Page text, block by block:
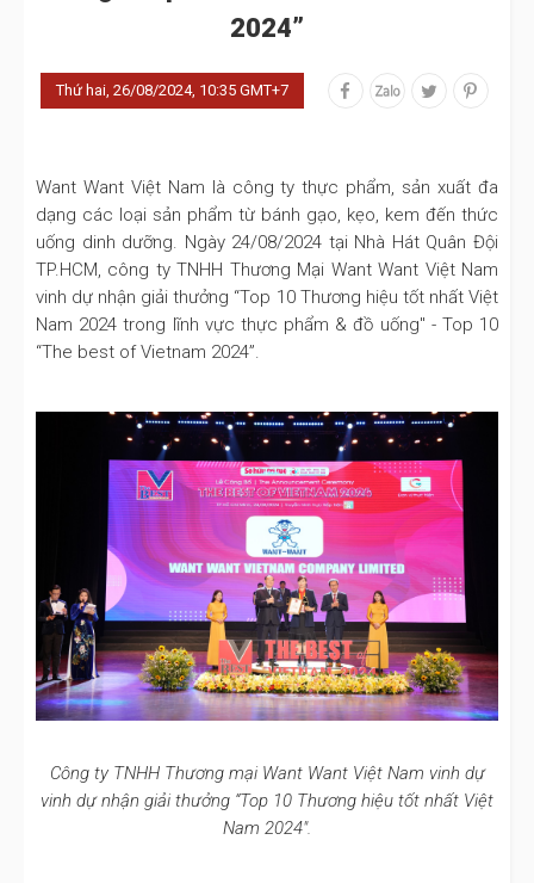
2024”
Thứ hai, 26/08/2024, 10:35 GMT+7
Want Want Việt Nam là công ty thực phẩm, sản xuất đa
dạng các loại sản phẩm từ bánh gạo, kẹo, kem đến thức
uống dinh dưỡng. Ngày 24/08/2024 tại Nhà Hát Quân Đội
TP.HCM, công ty TNHH Thương Mại Want Want Việt Nam
vinh dự nhận giải thưởng “Top 10 Thương hiệu tốt nhất Việt
Nam 2024 trong lĩnh vực thực phẩm & đồ uống" - Top 10
“The best of Vietnam 2024”.
Công ty TNHH Thương mại Want Want Việt Nam vinh dự
vinh dự nhận giải thưởng “Top 10 Thương hiệu tốt nhất Việt
Nam 2024".